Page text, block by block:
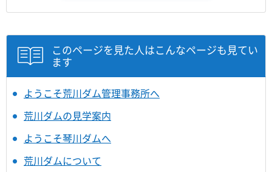
このページを見た人はこんなページも見てい
ます
ようこそ荒川ダム管理事務所へ
荒川ダムの見学案内
ようこそ琴川ダムへ
荒川ダムについて